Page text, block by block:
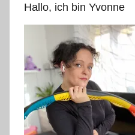
Hallo, ich bin Yvonne